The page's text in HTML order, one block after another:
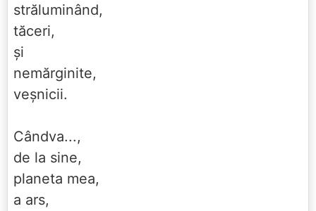
străluminând,
tăceri,
și
nemărginite,
veșnicii.
Cândva...,
de la sine,
planeta mea,
a ars,